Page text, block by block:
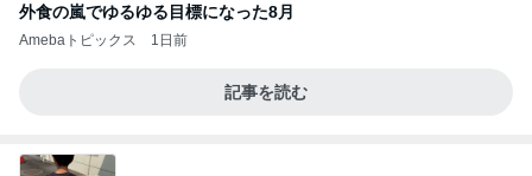
外食の嵐でゆるゆる目標になった8月
Amebaトピックス 1日前
記事を読む